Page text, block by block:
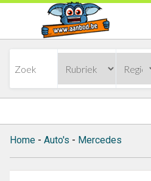
Home - Auto's - Mercedes